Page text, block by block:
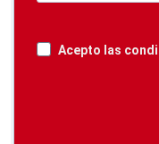
Acepto las